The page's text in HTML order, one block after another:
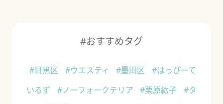
#おすすめタグ
#目黒区 #ウエスティ #墨田区
#はっぴーて
いるず
#ノーフォークテリア #栗原紘子
#タ